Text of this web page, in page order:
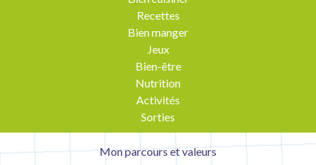
Recettes
Bien manger
Jeux
Bien-être
Nutrition
Activités
Sorties
Mon parcours et valeurs